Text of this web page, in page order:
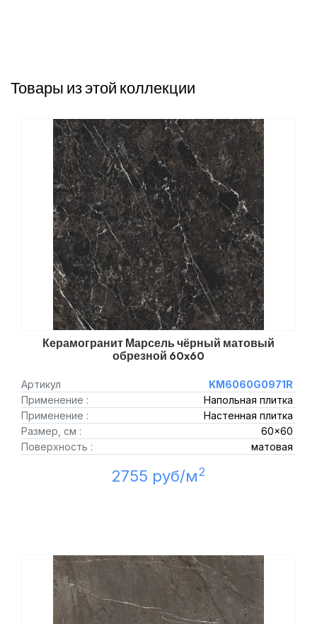
Товары из этой коллекции
Керамогранит Марсель чёрный матовый
обрезной 60x60
Артикул
KM6060G0971R
Применение :
Напольная плитка
Применение :
Настенная плитка
Размер, см :
60x60
Поверхность :
матовая
2755 руб/м2